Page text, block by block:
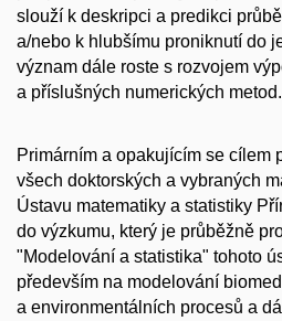
slouží k deskripci a predikci
a/nebo k hlubšímu proniknutí do
význam dále roste s rozvojem
a příslušných numerických metod.
Primárním a opakujícím se cílem
všech doktorských a vybraných
Ústavu matematiky a statistiky
do výzkumu, který je průběžně
"Modelování a statistika" tohoto
především na modelování
a environmentálních procesů a